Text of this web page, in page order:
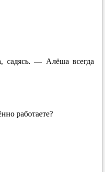
садясь. — Алёша всегда
работаете?